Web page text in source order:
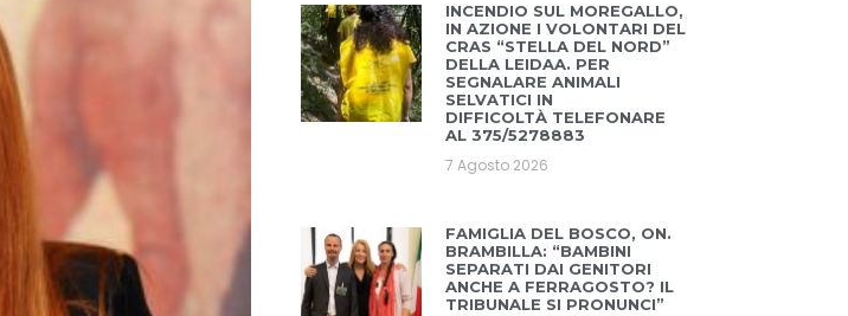
INCENDIO SUL MOREGALLO,
IN AZIONE I VOLONTARI DEL
CRAS “STELLA DEL NORD”
DELLA LEIDAA. PER
SEGNALARE ANIMALI
SELVATICI IN
DIFFICOLTÀ TELEFONARE
AL 375/5278883
7 Agosto 2026
FAMIGLIA DEL BOSCO, ON.
BRAMBILLA: “BAMBINI
SEPARATI DAI GENITORI
ANCHE A FERRAGOSTO? IL
TRIBUNALE SI PRONUNCI”